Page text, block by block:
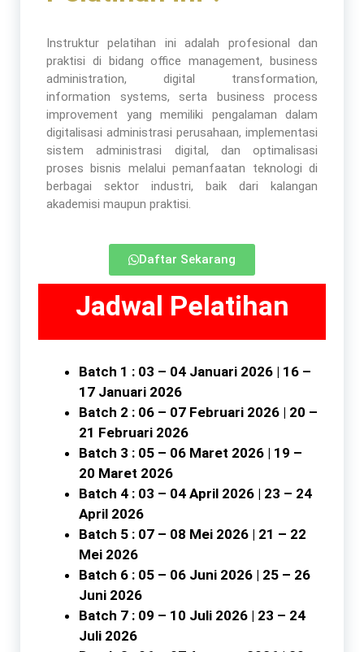
Instruktur pelatihan ini adalah profesional dan
praktisi di bidang office management, business
administration, digital transformation,
information systems, serta business process
improvement yang memiliki pengalaman dalam
digitalisasi administrasi perusahaan, implementasi
sistem administrasi digital, dan optimalisasi
proses bisnis melalui pemanfaatan teknologi di
berbagai sektor industri, baik dari kalangan
akademisi maupun praktisi.
Daftar Sekarang
Jadwal Pelatihan
Batch 1 : 03 – 04 Januari 2026 | 16 –
17 Januari 2026
Batch 2 : 06 – 07 Februari 2026 | 20 –
21 Februari 2026
Batch 3 : 05 – 06 Maret 2026 | 19 –
20 Maret 2026
Batch 4 : 03 – 04 April 2026 | 23 – 24
April 2026
Batch 5 : 07 – 08 Mei 2026 | 21 – 22
Mei 2026
Batch 6 : 05 – 06 Juni 2026 | 25 – 26
Juni 2026
Batch 7 : 09 – 10 Juli 2026 | 23 – 24
Juli 2026